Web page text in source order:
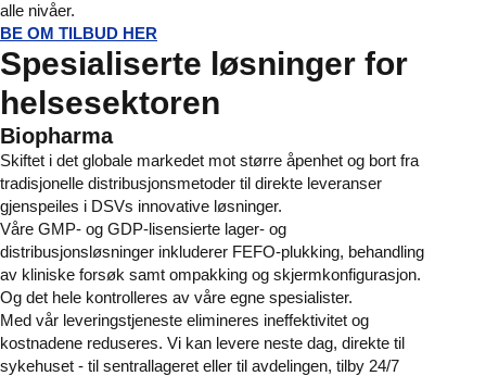
alle nivåer.
BE OM TILBUD HER
Spesialiserte løsninger for
helsesektoren
Biopharma
Skiftet i det globale markedet mot større åpenhet og bort fra
tradisjonelle distribusjonsmetoder til direkte leveranser
gjenspeiles i DSVs innovative løsninger.
Våre GMP- og GDP-lisensierte lager- og
distribusjonsløsninger inkluderer FEFO-plukking, behandling
av kliniske forsøk samt ompakking og skjermkonfigurasjon.
Og det hele kontrolleres av våre egne spesialister.
Med vår leveringstjeneste elimineres ineffektivitet og
kostnadene reduseres. Vi kan levere neste dag, direkte til
sykehuset - til sentrallageret eller til avdelingen, tilby 24/7